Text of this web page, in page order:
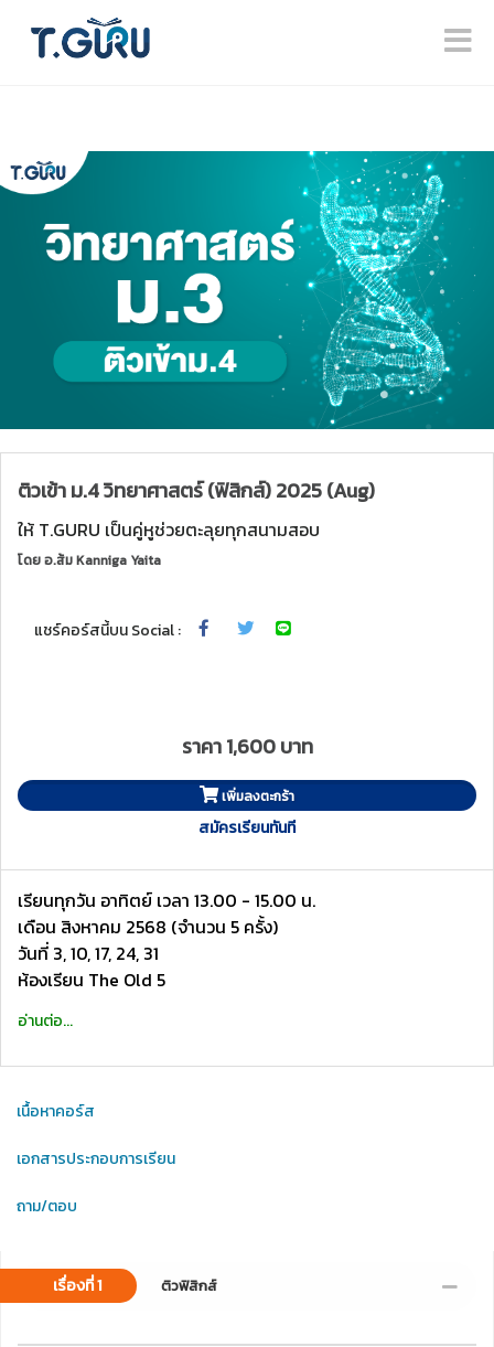
ติวเข้า ม.4 วิทยาศาสตร์ (ฟิสิกส์) 2025 (Aug)
ให้ T.GURU เป็นคู่หูช่วยตะลุยทุกสนามสอบ
โดยอ.ส้ม Kanniga Yaita
แชร์คอร์สนี้บน Social :
ราคา 1,600 บาท
เพิ่มลงตะกร้า
สมัครเรียนทันที
เรียนทุกวัน อาทิตย์ เวลา 13.00 - 15.00 น.
เดือน สิงหาคม 2568 (จำนวน 5 ครั้ง)
วันที่ 3, 10, 17, 24, 31
ห้องเรียน The Old 5
อ่านต่อ...
เนื้อหาคอร์ส
เอกสารประกอบการเรียน
ถาม/ตอบ
เรื่องที่ 1 ติวฟิสิกส์